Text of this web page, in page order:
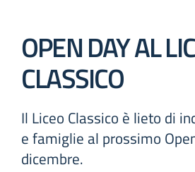
OPEN DAY AL
CLASSICO
Il Liceo Classico è lieto di
e famiglie al prossimo
dicembre.